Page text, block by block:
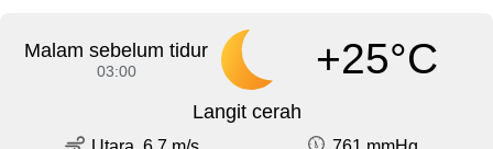
Malam sebelum tidur
03:00 +25°C
Langit cerah